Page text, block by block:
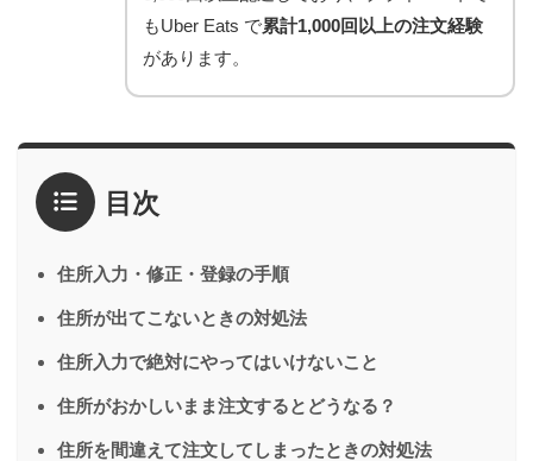
もUber Eats で累計1,000回以上の注文経験
があります。
目次
住所入力・修正・登録の手順
住所が出てこないときの対処法
住所入力で絶対にやってはいけないこと
住所がおかしいまま注文するとどうなる？
住所を間違えて注文してしまったときの対処法